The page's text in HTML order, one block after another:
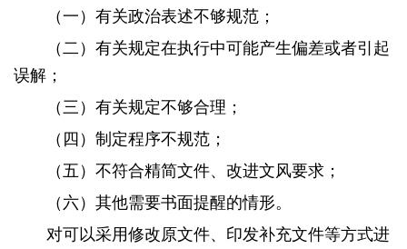
（一）有关政治表述不够规范；
（二）有关规定在执行中可能产生偏差或者引起
误解；
（三）有关规定不够合理；
（四）制定程序不规范；
（五）不符合精简文件、改进文风要求；
（六）其他需要书面提醒的情形。
对可以采用修改原文件、印发补充文件等方式进